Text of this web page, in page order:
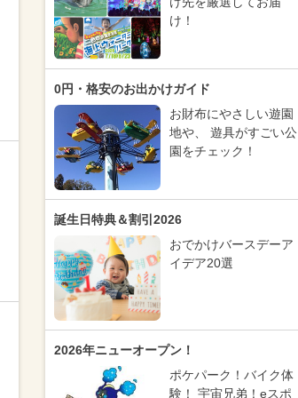
け！
0円・格安のお出かけガイド
お財布にやさしい遊園
地や、 遊具がすごい公
園をチェック！
誕生日特典＆割引2026
おでかけバースデーア
イデア20選
2026年ニューオープン！
ポケパーク！バイク体
験！ 宇宙兄弟！eスポ